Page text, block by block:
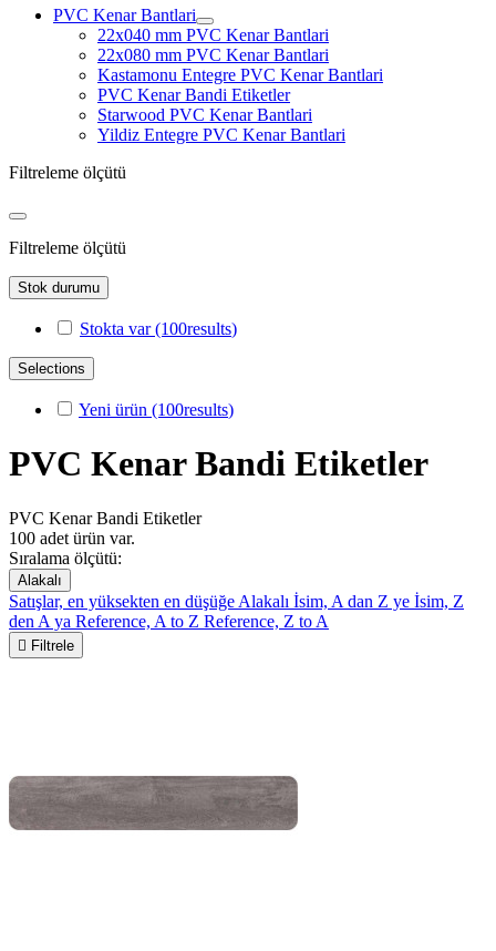
PVC Kenar Bantlari
22x040 mm PVC Kenar Bantlari
22x080 mm PVC Kenar Bantlari
Kastamonu Entegre PVC Kenar Bantlari
PVC Kenar Bandi Etiketler
Starwood PVC Kenar Bantlari
Yildiz Entegre PVC Kenar Bantlari
Filtreleme ölçütü
Filtreleme ölçütü
Stok durumu
Stokta var(100results)
Selections
Yeni ürün (100results)
PVC Kenar Bandi Etiketler
PVC Kenar Bandi Etiketler
100 adet ürün var.
Sıralama ölçütü:
Alakalı
Satışlar, en yüksekten en düşüğe Alakalı İsim, A dan Z ye İsim, Z
den A ya Reference, A to Z Reference, Z to A
 Filtrele